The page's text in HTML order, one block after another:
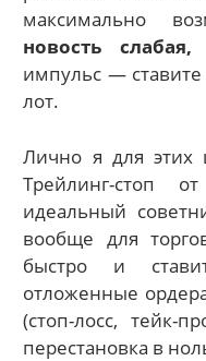
максимально
новость слабая,
импульс —
лот.
Лично я для этих
Трейлинг-стоп
идеальный
вообще для
быстро и
отложенные
(стоп-лосс, тейк-
перестановка в